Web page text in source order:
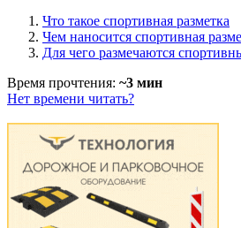
Что такое спортивная разметка
Чем наносится спортивная
Для чего размечаются
Время прочтения: ~3 мин
Нет времени читать?